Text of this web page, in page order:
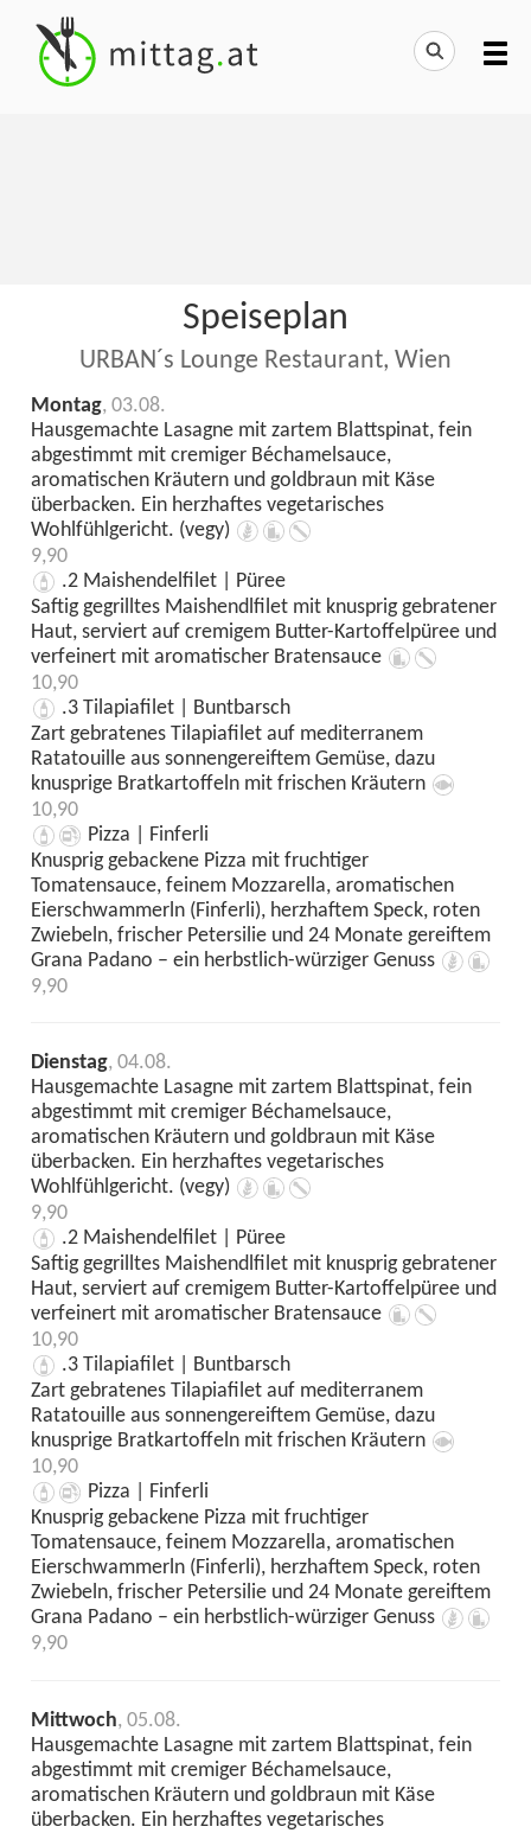
Speiseplan
URBAN´s Lounge Restaurant, Wien
Montag, 03.08.
Hausgemachte Lasagne mit zartem Blattspinat, fein
abgestimmt mit cremiger Béchamelsauce,
aromatischen Kräutern und goldbraun mit Käse
überbacken. Ein herzhaftes vegetarisches
Wohlfühlgericht. (vegy)
9,90
.2 Maishendelfilet | Püree
Saftig gegrilltes Maishendlfilet mit knusprig gebratener
Haut, serviert auf cremigem Butter-Kartoffelpüree und
verfeinert mit aromatischer Bratensauce
10,90
.3 Tilapiafilet | Buntbarsch
Zart gebratenes Tilapiafilet auf mediterranem
Ratatouille aus sonnengereiftem Gemüse, dazu
knusprige Bratkartoffeln mit frischen Kräutern
10,90
Pizza | Finferli
Knusprig gebackene Pizza mit fruchtiger
Tomatensauce, feinem Mozzarella, aromatischen
Eierschwammerln (Finferli), herzhaftem Speck, roten
Zwiebeln, frischer Petersilie und 24 Monate gereiftem
Grana Padano – ein herbstlich-würziger Genuss
9,90
Dienstag, 04.08.
Hausgemachte Lasagne mit zartem Blattspinat, fein
abgestimmt mit cremiger Béchamelsauce,
aromatischen Kräutern und goldbraun mit Käse
überbacken. Ein herzhaftes vegetarisches
Wohlfühlgericht. (vegy)
9,90
.2 Maishendelfilet | Püree
Saftig gegrilltes Maishendlfilet mit knusprig gebratener
Haut, serviert auf cremigem Butter-Kartoffelpüree und
verfeinert mit aromatischer Bratensauce
10,90
.3 Tilapiafilet | Buntbarsch
Zart gebratenes Tilapiafilet auf mediterranem
Ratatouille aus sonnengereiftem Gemüse, dazu
knusprige Bratkartoffeln mit frischen Kräutern
10,90
Pizza | Finferli
Knusprig gebackene Pizza mit fruchtiger
Tomatensauce, feinem Mozzarella, aromatischen
Eierschwammerln (Finferli), herzhaftem Speck, roten
Zwiebeln, frischer Petersilie und 24 Monate gereiftem
Grana Padano – ein herbstlich-würziger Genuss
9,90
Mittwoch, 05.08.
Hausgemachte Lasagne mit zartem Blattspinat, fein
abgestimmt mit cremiger Béchamelsauce,
aromatischen Kräutern und goldbraun mit Käse
überbacken. Ein herzhaftes vegetarisches